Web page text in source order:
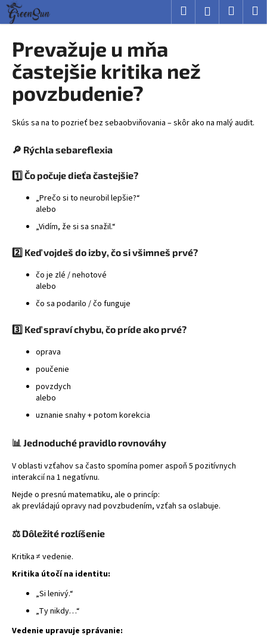
Prejsť
obsah
Hľadať Prihlásenie
Prevažuje u mňa
častejšie kritika než
povzbudenie?
Skús sa na to pozrieť bez sebaobviňovania – skôr ako na malý audit.
🔎 Rýchla sebareflexia
1️⃣ Čo počuje dieťa častejšie?
„Prečo si to neurobil lepšie?“
alebo
„Vidím, že si sa snažil.“
2️⃣ Keď vojdeš do izby, čo si všimneš prvé?
čo je zlé / nehotové
alebo
čo sa podarilo / čo funguje
3️⃣ Keď spraví chybu, čo príde ako prvé?
oprava
poučenie
povzdych
alebo
uznanie snahy + potom korekcia
📊 Jednoduché pravidlo rovnováhy
V oblasti vzťahov sa často spomína pomer aspoň 5 pozitívnych
interakcií na 1 negatívnu.
Nejde o presnú matematiku, ale o princíp:
ak prevládajú opravy nad povzbudením, vzťah sa oslabuje.
⚖️ Dôležité rozlíšenie
Kritika ≠ vedenie.
Kritika útočí na identitu:
„Si lenivý.“
„Ty nikdy…“
Vedenie upravuje správanie:
K
o
Č
o
p
t
r
e
b
e
ť